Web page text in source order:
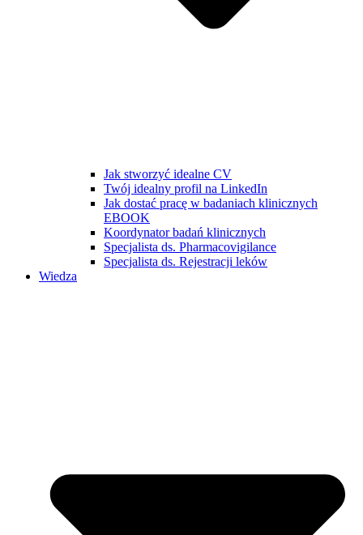
Jak stworzyć idealne CV
Twój idealny profil na LinkedIn
Jak dostać pracę w badaniach klinicznych
EBOOK
Koordynator badań klinicznych
Specjalista ds. Pharmacovigilance
Specjalista ds. Rejestracji leków
Wiedza